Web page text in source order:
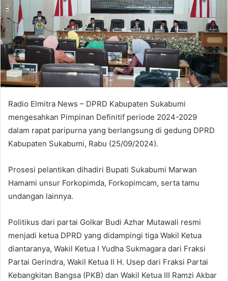
Radio Elmitra News – DPRD Kabupaten Sukabumi
mengesahkan Pimpinan Definitif periode 2024-2029
dalam rapat paripurna yang berlangsung di gedung DPRD
Kabupaten Sukabumi, Rabu (25/09/2024).
Prosesi pelantikan dihadiri Bupati Sukabumi Marwan
Hamami unsur Forkopimda, Forkopimcam, serta tamu
undangan lainnya.
Politikus dari partai Golkar Budi Azhar Mutawali resmi
menjadi ketua DPRD yang didampingi tiga Wakil Ketua
diantaranya, Wakil Ketua I Yudha Sukmagara dari Fraksi
Partai Gerindra, Wakil Ketua II H. Usep dari Fraksi Partai
Kebangkitan Bangsa (PKB) dan Wakil Ketua III Ramzi Akbar